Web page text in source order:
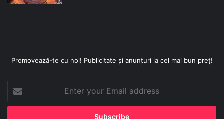
Promovează-te cu noi! Publicitate și anunțuri la cel mai bun preț!
your
Email